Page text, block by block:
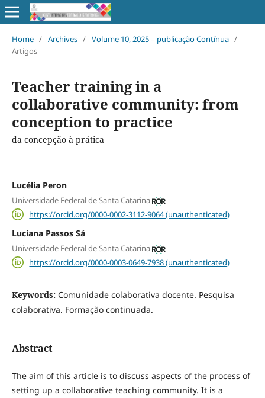
Home / Archives / Volume 10, 2025 – publicação Contínua /
Artigos
Teacher training in a
collaborative community: from
conception to practice
da concepção à prática
Lucélia Peron
Universidade Federal de Santa Catarina
https://orcid.org/0000-0002-3112-9064 (unauthenticated)
Luciana Passos Sá
Universidade Federal de Santa Catarina
https://orcid.org/0000-0003-0649-7938 (unauthenticated)
Keywords: Comunidade colaborativa docente. Pesquisa
colaborativa. Formação continuada.
Abstract
The aim of this article is to discuss aspects of the process of
setting up a collaborative teaching community. It is a